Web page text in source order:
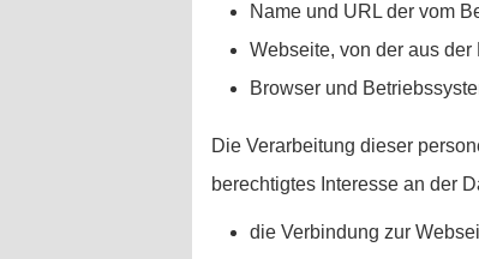
Name und URL der vom
Webseite, von der aus
Browser und
Die Verarbeitung dieser
berechtigtes Interesse an der
die Verbindung zur